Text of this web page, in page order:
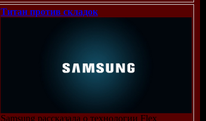
Титан против складок
Samsung рассказала о технологии Flex